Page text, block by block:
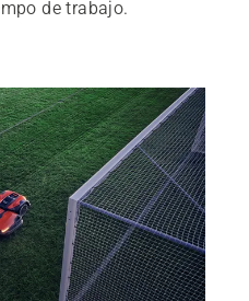
de trabajo.